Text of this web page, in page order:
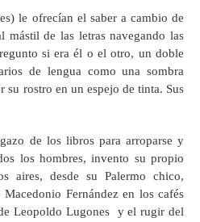
le ofrecían el saber a cambio de
mástil de las letras navegando las
si era él o el otro, un doble
de lengua como una sombra
su rostro en un espejo de tinta. Sus
de los libros para arroparse y
los hombres, invento su propio
aires, desde su Palermo chico,
Fernández en los cafés
Leopoldo Lugones y el rugir del